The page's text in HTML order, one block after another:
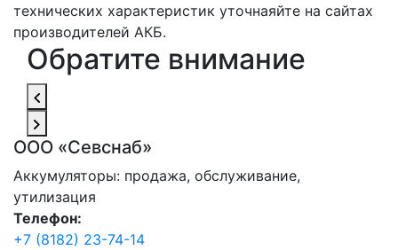
технических характеристик уточнаяйте на сайтах
производителей АКБ.
Обратите внимание
ООО «Севснаб»
Аккумуляторы: продажа, обслуживание,
утилизация
Телефон:
+7 (8182) 23-74-14